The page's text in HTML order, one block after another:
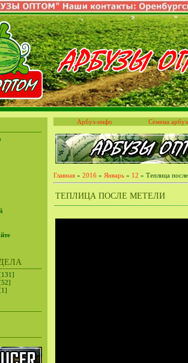
Арбуз-инфо Семена
Главная » 2016 » Январь » 12 » Теплица
ТЕПЛИЦА ПОСЛЕ МЕТЕЛИ